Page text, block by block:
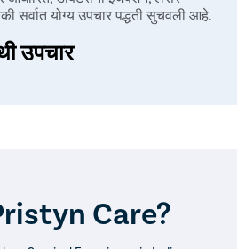
सर्वात योग्य उपचार पद्धती सुचवली आहे.
उपचार
रक्तवाहिन्यांची वाढ कमी करण्यास
Care?